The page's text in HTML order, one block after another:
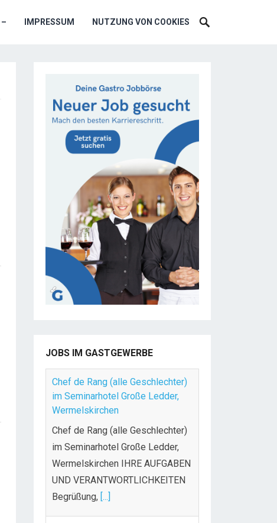
– IMPRESSUM NUTZUNG VON COOKIES
JOBS IM GASTGEWERBE
Chef de Rang (alle Geschlechter)
im Seminarhotel Große Ledder,
Wermelskirchen
Chef de Rang (alle Geschlechter)
im Seminarhotel Große Ledder,
Wermelskirchen IHRE AUFGABEN
UND VERANTWORTLICHKEITEN
Begrüßung, [...]